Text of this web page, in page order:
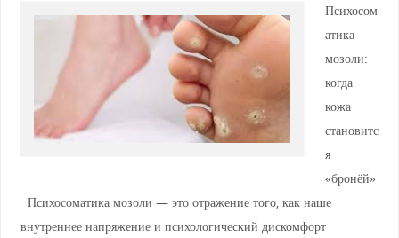
Психосом
атика
мозоли:
когда
кожа
становитс
я
«бронёй»
Психосоматика мозоли — это отражение того, как наше
внутреннее напряжение и психологический дискомфорт